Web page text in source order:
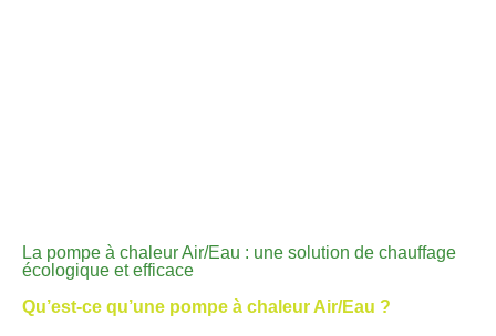
La pompe à chaleur Air/Eau : une solution de chauffage
écologique et efficace
Qu’est-ce qu’une pompe à chaleur Air/Eau ?